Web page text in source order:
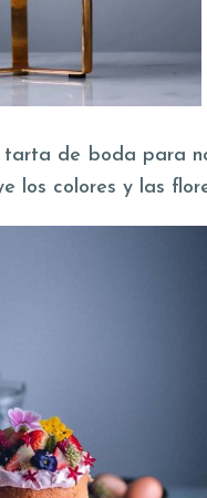
tarta de boda para
los colores y las